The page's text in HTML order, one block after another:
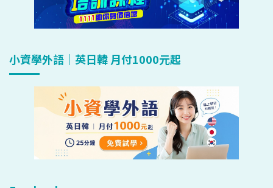
小資學外語｜英日韓 月付1000元起